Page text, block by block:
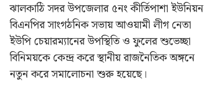
ঝালকাঠি সদর উপজেলার ৫নং কীর্তিপাশা ইউনিয়ন
বিএনপির সাংগঠনিক সভায় আওয়ামী লীগ নেতা
ইউপি চেয়ারম্যানের উপস্থিতি ও ফুলের শুভেচ্ছা
বিনিময়কে কেন্দ্র করে স্থানীয় রাজনৈতিক অঙ্গনে
নতুন করে সমালোচনা শুরু হয়েছে।